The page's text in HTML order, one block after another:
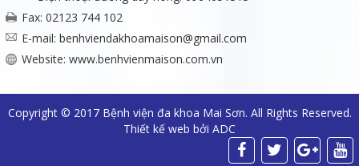
Fax: 02123 744 102
E-mail: benhviendakhoamaison@gmail.com
Website: www.benhvienmaison.com.vn
Copyright © 2017 Bệnh viện đa khoa Mai Sơn. All Rights Reserved.
Thiết kế web bởi ADC